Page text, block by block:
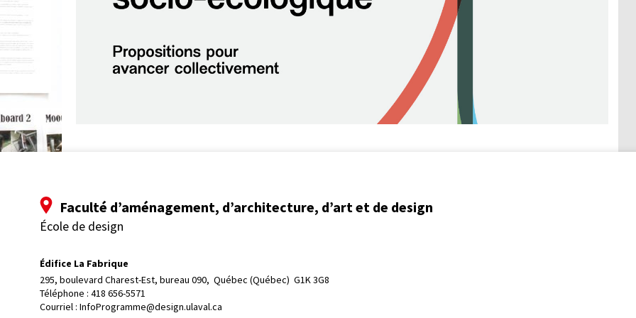
Faculté d’aménagement, d’architecture, d’art et de design
École de design
Édifice La Fabrique
295, boulevard Charest-Est, bureau 090, Québec (Québec)  G1K 3G8
Téléphone : 418 656-5571
Courriel : InfoProgramme@design.ulaval.ca